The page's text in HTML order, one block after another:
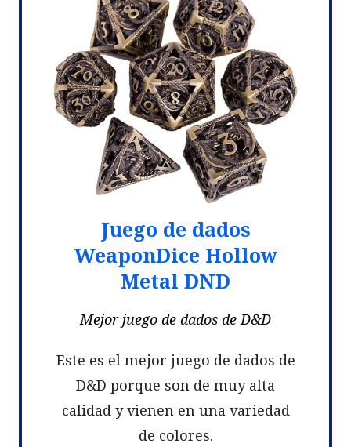
Juego de dados
WeaponDice Hollow
Metal DND
Mejor juego de dados de D&D
Este es el mejor juego de dados de
D&D porque son de muy alta
calidad y vienen en una variedad
de colores.